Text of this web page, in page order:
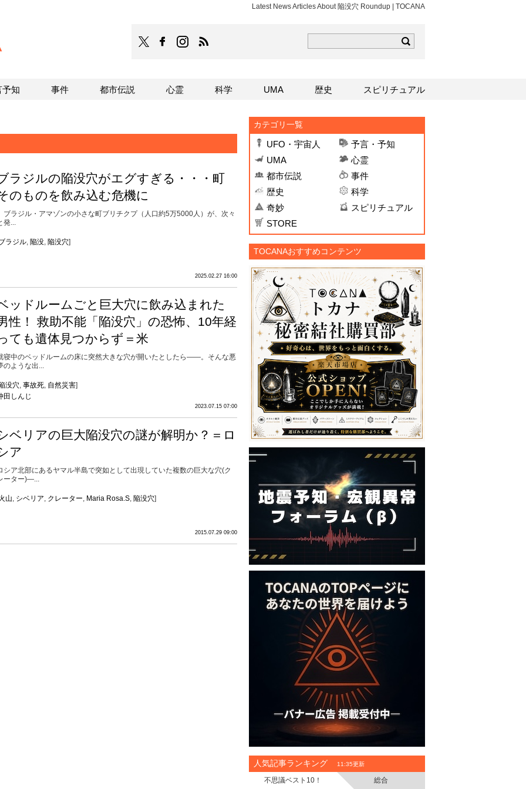
Latest News Articles About 陥没穴 Roundup | TOCANA
TOCANAのFacebookはこちら
TOCANAのinstagramはこちら
ラジルの陥没穴がエグすぎる・・・町
のものを飲み込む危機に
ラジル・アマゾンの小さな町ブリチクプ（人口約5万5000人）が、次々
発...
ラジル, 陥没, 陥没穴]
2025.02.27 16:00
ッドルームごと巨大穴に飲み込まれた
性！ 救助不能「陥没穴」の恐怖、10年経
ても遺体見つからず＝米
寝中のベッドルームの床に突然大きな穴が開いたとしたら――。そんな悪
のような出...
没穴, 事故死, 自然災害]
2023.07.15 07:00
田しんじ
ベリアの巨大陥没穴の謎が解明か？＝ロ
ア
シア北部にあるヤマル半島で突如として出現していた複数の巨大な穴(ク
ーター)―...
山, シベリア, クレーター, Maria Rosa.S, 陥没穴]
2015.07.29 09:00
カテゴリ一覧
UFO・宇宙人
予言・予知
UMA
心霊
都市伝説
事件
歴史
科学
奇妙
スピリチュアル
STORE
TOCANAおすすめコンテンツ
人気記事ランキング 11:35更新
不思議ベスト10！ 総合
予知 事件 都市伝説 心霊 科学 UMA 歴史 スピリチュアル